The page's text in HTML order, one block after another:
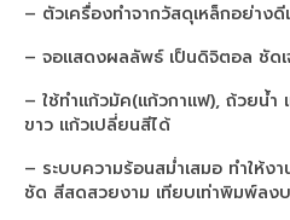
เครื่องพิมพ์ซับลิเมชั่น
เครื่องพิมพ์ซับลิเมชั่น
เครื่องพิมพ์ซับลิเ
– ตัวเครื่องทำจากวัสดุเหล็กอย่าง
– จอแสดงผลลัพธ์ เป็นดิจิตอล ชัด
– ใช้ทำแก้วมัค(แก้วกาแฟ), ถ้วยน้
ขาว แก้วเปลี่ยนสีได้
– ระบบความร้อนสม่ำเสมอ ทำให้
ชัด สีสดสวยงาม เทียบเท่าพิมพ์ลง